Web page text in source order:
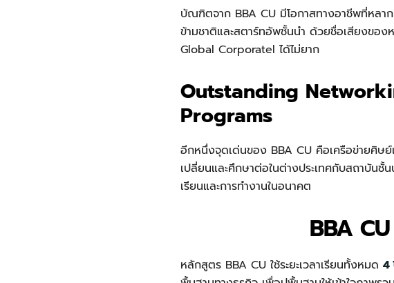
บัณฑิตจาก BBA CU มีโอกาสทางอาชีพที่หลา
ข้ามชาติและสตาร์ทอัพชั้นนำ ด้วยชื่อเสียงของห
Global Corporatel ได้ไม่ยาก
Outstanding
Programs
อีกหนึ่งจุดเด่นของ BBA CU คือเครือข่ายศิษย์
เปลี่ยนและศึกษาต่อในต่างประเทศกับสถาบันชั้
เรียนและการทำงานในอนาคต
BBA
หลักสูตร BBA CU ใช้ระยะเวลาเรียนทั้งหมด4